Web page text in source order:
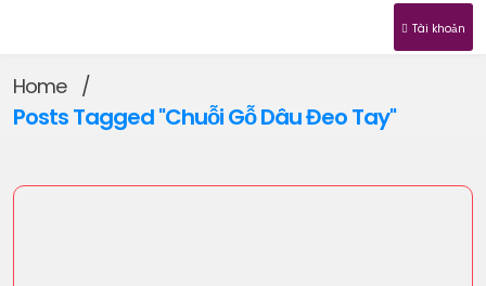
Tài khoản
Home /
Posts Tagged "chuỗi Gỗ Dâu Đeo Tay"